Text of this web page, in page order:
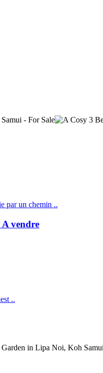
par un chemin ..
vendre
..